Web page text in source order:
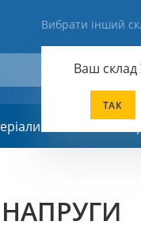
Вибрати інший
Ваш склад
ТАК